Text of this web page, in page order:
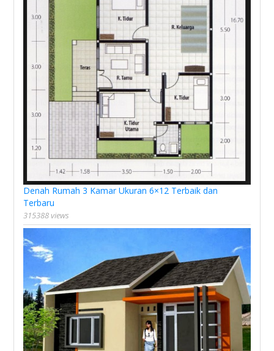
Denah Rumah 3 Kamar Ukuran 6×12 Terbaik dan
Terbaru
315388 views